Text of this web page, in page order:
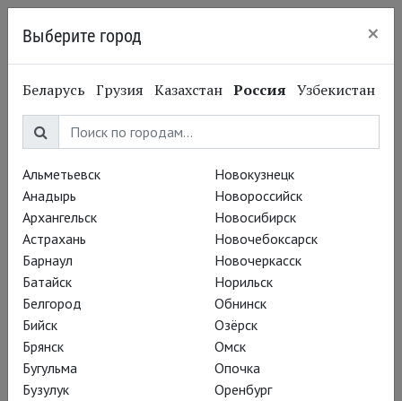
Театр Наций
Выберите город ×
Беларусь Грузия Казахстан Россия Узбекистан
Альметьевск
Анадырь
Архангельск
Астрахань
Барнаул
Батайск
Белгород
Бийск
Брянск
Бугульма
Бузулук
Новокузнецк
Новороссийск
Новосибирск
Новочебоксарск
Новочеркасск
Норильск
Обнинск
Озёрск
Омск
Опочка
Оренбург